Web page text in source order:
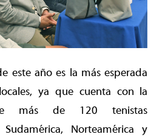
este año es la más esperada
ya que cuenta con la
más de 120 tenistas
Norteamérica y